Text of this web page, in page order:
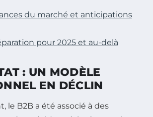
du marché et anticipations
pour 2025 et au-delà
: UN MODÈLE
EN DÉCLIN
le B2B a été associé à des